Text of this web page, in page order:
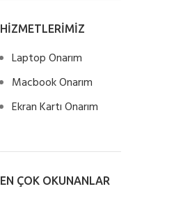
HİZMETLERİMİZ
Laptop Onarım
Macbook Onarım
Ekran Kartı Onarım
EN ÇOK OKUNANLAR